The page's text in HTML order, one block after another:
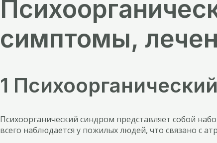
симптомы,
1
Психоорганический синдром представляет собой
всего наблюдается у пожилых людей, что связано с